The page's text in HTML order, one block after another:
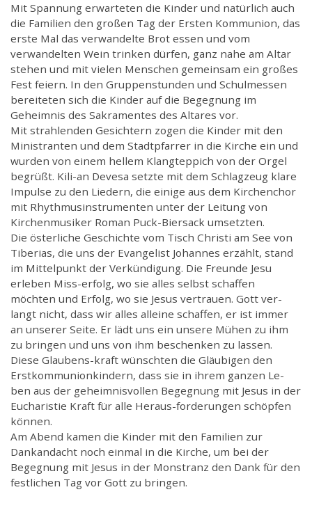
Mit Spannung erwarteten die Kinder und natürlich auch
die Familien den großen Tag der Ersten Kommunion, das
erste Mal das verwandelte Brot essen und vom
verwandelten Wein trinken dürfen, ganz nahe am Altar
stehen und mit vielen Menschen gemeinsam ein großes
Fest feiern. In den Gruppenstunden und Schulmessen
bereiteten sich die Kinder auf die Begegnung im
Geheimnis des Sakramentes des Altares vor.
Mit strahlenden Gesichtern zogen die Kinder mit den
Ministranten und dem Stadtpfarrer in die Kirche ein und
wurden von einem hellem Klangteppich von der Orgel
begrüßt. Kili-an Devesa setzte mit dem Schlagzeug klare
Impulse zu den Liedern, die einige aus dem Kirchenchor
mit Rhythmusinstrumenten unter der Leitung von
Kirchenmusiker Roman Puck-Biersack umsetzten.
Die österliche Geschichte vom Tisch Christi am See von
Tiberias, die uns der Evangelist Johannes erzählt, stand
im Mittelpunkt der Verkündigung. Die Freunde Jesu
erleben Miss-erfolg, wo sie alles selbst schaffen
möchten und Erfolg, wo sie Jesus vertrauen. Gott ver-
langt nicht, dass wir alles alleine schaffen, er ist immer
an unserer Seite. Er lädt uns ein unsere Mühen zu ihm
zu bringen und uns von ihm beschenken zu lassen.
Diese Glaubens-kraft wünschten die Gläubigen den
Erstkommunionkindern, dass sie in ihrem ganzen Le-
ben aus der geheimnisvollen Begegnung mit Jesus in der
Eucharistie Kraft für alle Heraus-forderungen schöpfen
können.
Am Abend kamen die Kinder mit den Familien zur
Dankandacht noch einmal in die Kirche, um bei der
Begegnung mit Jesus in der Monstranz den Dank für den
festlichen Tag vor Gott zu bringen.